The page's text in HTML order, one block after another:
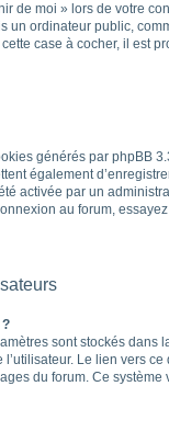
de moi » lors de votre
un ordinateur public,
case à cocher, il est
générés par phpBB
également
activée par un
au forum,
sont stockés dans
Le lien vers
du forum. Ce